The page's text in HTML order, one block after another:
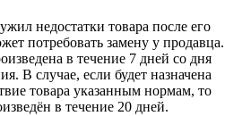
недостатки товара после его
потребовать замену у продавца.
в течение 7 дней со дня
В случае, если будет назначена
товара указанным нормам, то
в течение 20 дней.